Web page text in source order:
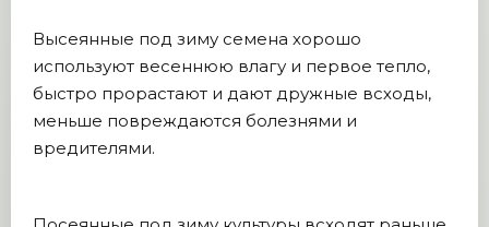
Высеянные под зиму семена хорошо
используют весеннюю влагу и первое тепло,
быстро прорастают и дают дружные всходы,
меньше повреждаются болезнями и
вредителями.